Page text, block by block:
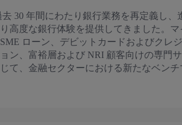
30 年間にわたり銀行業務を再定義し、
高度な銀行体験を提供してきました。
ローン、デビットカードおよびクレ
ン、富裕層および NRI 顧客向けの専門
て、金融セクターにおける新たなベン